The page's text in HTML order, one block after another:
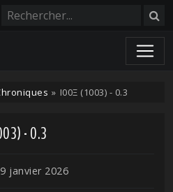
» I00Ξ (1003) - 0.3
- 0.3
janvier 2026